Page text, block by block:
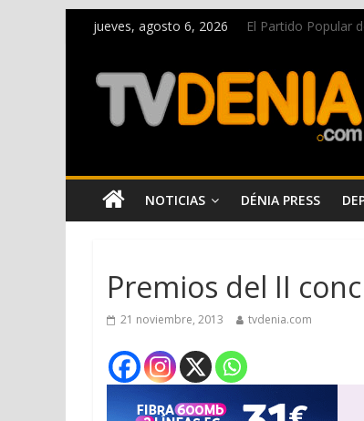
jueves, agosto 6, 2026
El Partido Popular
El XII Festival de
Los Moros y
Una nueva
NOTICIAS DÉNIA PRESS
Premios del II
21 noviembre, 2013 tvdenia.com